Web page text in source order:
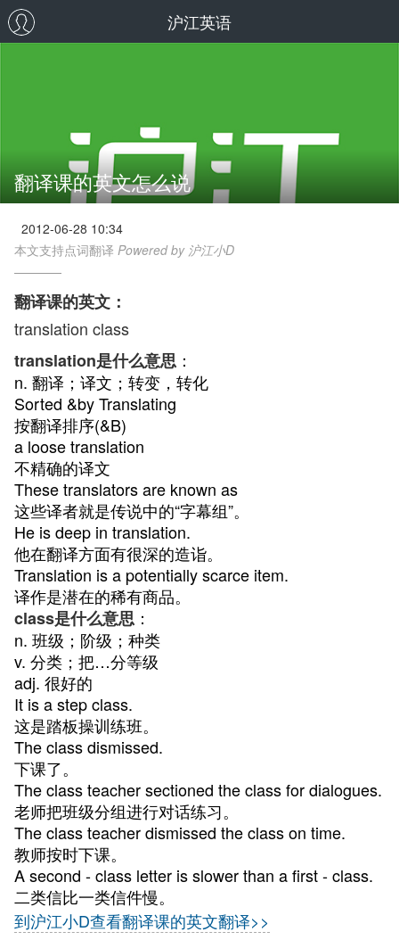
沪江英语
翻译课的英文怎么说
2012-06-28 10:34
本文支持点词翻译 Powered by 沪江小D
翻译课的英文：
translation class
translation是什么意思 ：
n. 翻译；译文；转变，转化
Sorted &by Translating
按翻译排序(&B)
a loose translation
不精确的译文
These translators are known as
这些译者就是传说中的“字幕组”。
He is deep in translation.
他在翻译方面有很深的造诣。
Translation is a potentially scarce item.
译作是潜在的稀有商品。
class是什么意思 ：
n. 班级；阶级；种类
v. 分类；把…分等级
adj. 很好的
It is a step class.
这是踏板操训练班。
The class dismissed.
下课了。
The class teacher sectioned the class for dialogues.
老师把班级分组进行对话练习。
The class teacher dismissed the class on time.
教师按时下课。
A second - class letter is slower than a first - class.
二类信比一类信件慢。
到沪江小D查看翻译课的英文翻译>>